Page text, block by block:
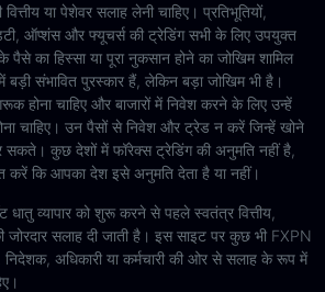
या पेशेवर सलाह लेनी चाहिए। प्रतिभूतियों,
ऑप्शंस और फ्यूचर्स की ट्रेडिंग सभी के लिए उपयुक्त
का हिस्सा या पूरा नुकसान होने का जोखिम शामिल
में बड़ी संभावित पुरस्कार हैं, लेकिन बड़ा जोखिम भी है।
होना चाहिए और बाजारों में निवेश करने के लिए उन्हें
चाहिए। उन पैसों से निवेश और ट्रेड न करें जिन्हें खोने
कुछ देशों में फॉरेक्स ट्रेडिंग की अनुमति नहीं है,
करें कि आपका देश इसे अनुमति देता है या नहीं।
धातु व्यापार को शुरू करने से पहले स्वतंत्र वित्तीय,
सलाह दी जाती है। इस साइट पर कुछ भी FXPN
अधिकारी या कर्मचारी की ओर से सलाह के रूप में